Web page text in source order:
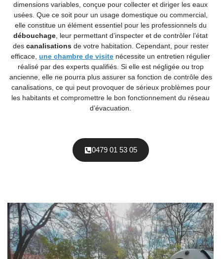
dimensions variables, conçue pour collecter et diriger les eaux
usées. Que ce soit pour un usage domestique ou commercial,
elle constitue un élément essentiel pour les professionnels du
débouchage, leur permettant d’inspecter et de contrôler l’état
des canalisationsde votre habitation. Cependant, pour rester
efficace, une chambre de visite nécessite un entretien régulier
réalisé par des experts qualifiés. Si elle est négligée ou trop
ancienne, elle ne pourra plus assurer sa fonction de contrôle des
canalisations, ce qui peut provoquer de sérieux problèmes pour
les habitants et compromettre le bon fonctionnement du réseau
d’évacuation.
0479 01 53 05